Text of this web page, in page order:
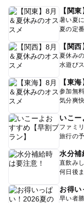
【関
暑い夏
夏の定
【関
夏休み
水遊び
【東
参加無
気分爽
いこー
ファミ
旅行の
水分補
直飲み
何日後
お得
早い者